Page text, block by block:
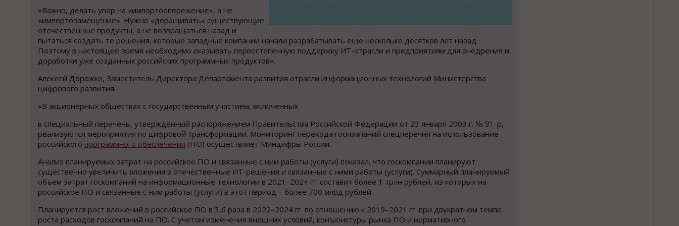
«Важно, делать упор на «импортоопережение», а не
«импортозамещение». Нужно «доращивать» существующие
отечественные продукты, а не возвращаться назад и
пытаться создать те решения, которые западные компании начали разрабатывать еще несколько десятков лет назад.
Поэтому в настоящее время необходимо оказывать первостепенную поддержку ИТ-отрасли и предприятиям для внедрения и
доработки уже созданных российских программных продуктов».
Алексей Дорожко, Заместитель Директора Департамента развития отрасли информационных технологий Министерства
цифрового развития:
«В акционерных обществах с государственным участием, включенных
в специальный перечень, утвержденный распоряжением Правительства Российской Федерации от 23 января 2003 г. № 91-р,
реализуются мероприятия по цифровой трансформации. Мониторинг перехода госкомпаний спецперечня на использование
российского программного обеспечения (ПО) осуществляет Минцифры России.
Анализ планируемых затрат на российское ПО и связанные с ним работы (услуги) показал, что госкомпании планируют
существенно увеличить вложения в отечественные ИТ-решения и связанные с ними работы (услуги). Суммарный планируемый
объем затрат госкомпаний на информационные технологии в 2021–2024 гг. составит более 1 трлн рублей, из которых на
российское ПО и связанные с ним работы (услуги) в этот период – более 700 млрд рублей.
Планируется рост вложений в российское ПО в 3,6 раза в 2022–2024 гг. по отношению к 2019–2021 гг. при двукратном темпе
роста расходов госкомпаний на ПО. С учетом изменения внешних условий, конъюнктуры рынка ПО и нормативного